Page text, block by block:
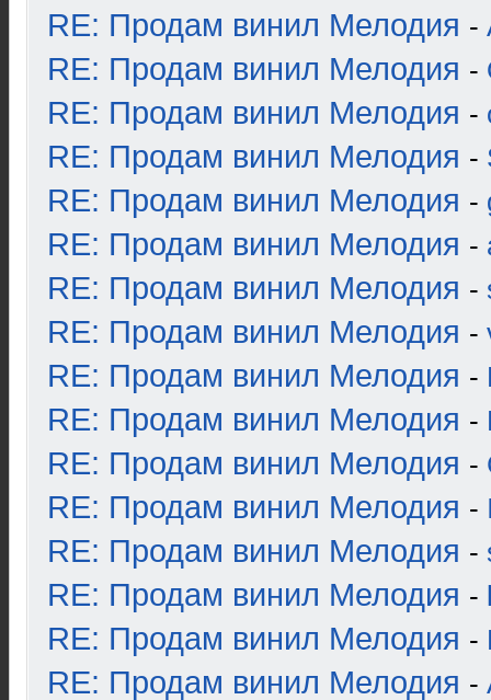
RE: Продам винил Мелодия -
RE: Продам винил Мелодия -
RE: Продам винил Мелодия -
RE: Продам винил Мелодия -
RE: Продам винил Мелодия -
RE: Продам винил Мелодия -
RE: Продам винил Мелодия -
RE: Продам винил Мелодия -
RE: Продам винил Мелодия -
RE: Продам винил Мелодия -
RE: Продам винил Мелодия -
RE: Продам винил Мелодия -
RE: Продам винил Мелодия -
RE: Продам винил Мелодия -
RE: Продам винил Мелодия -
RE: Продам винил Мелодия -